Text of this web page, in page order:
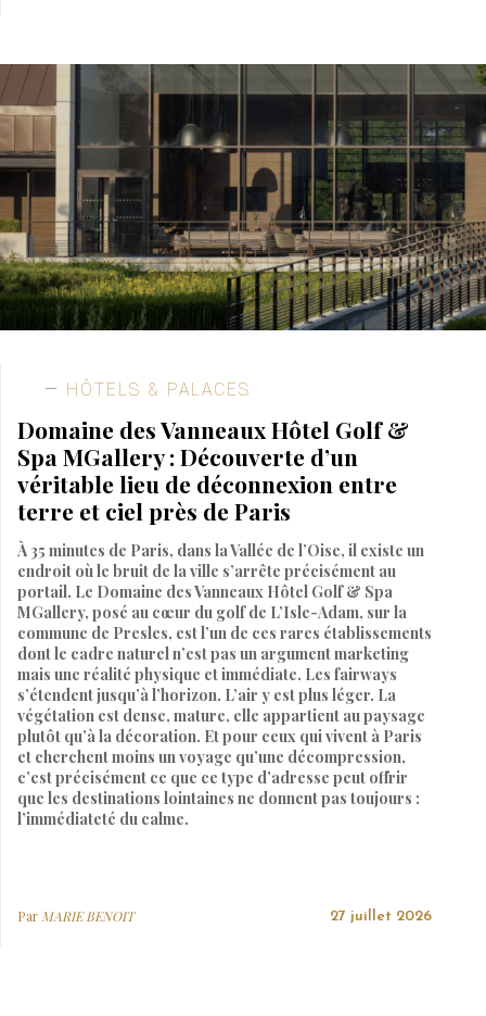
HÔTELS & PALACES
Domaine des Vanneaux Hôtel Golf &
Spa MGallery : Découverte d’un
véritable lieu de déconnexion entre
terre et ciel près de Paris
À 35 minutes de Paris, dans la Vallée de l’Oise, il existe un
endroit où le bruit de la ville s’arrête précisément au
portail. Le Domaine des Vanneaux Hôtel Golf & Spa
MGallery, posé au cœur du golf de L’Isle-Adam, sur la
commune de Presles, est l’un de ces rares établissements
dont le cadre naturel n’est pas un argument marketing
mais une réalité physique et immédiate. Les fairways
s’étendent jusqu’à l’horizon. L’air y est plus léger. La
végétation est dense, mature, elle appartient au paysage
plutôt qu’à la décoration. Et pour ceux qui vivent à Paris
et cherchent moins un voyage qu’une décompression,
c’est précisément ce que ce type d’adresse peut offrir
que les destinations lointaines ne donnent pas toujours :
l’immédiateté du calme.
Par MARIE BENOIT 27 juillet 2026